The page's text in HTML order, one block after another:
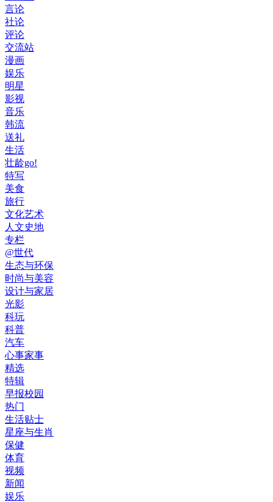
言论
社论
评论
交流站
漫画
娱乐
明星
影视
音乐
韩流
送礼
生活
壮龄go!
特写
美食
旅行
文化艺术
人文史地
专栏
@世代
生态与环保
时尚与美容
设计与家居
光影
科玩
科普
汽车
心事家事
精选
特辑
早报校园
热门
生活贴士
星座与生肖
保健
体育
视频
新闻
娱乐